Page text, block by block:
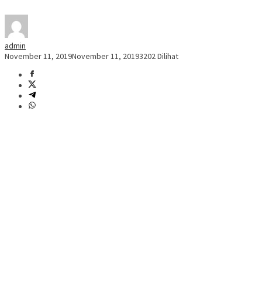
admin
November 11, 2019November 11, 20193202 Dilihat